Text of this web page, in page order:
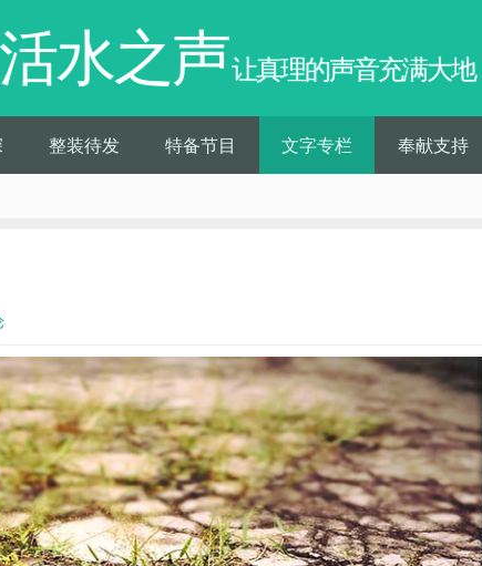
活水之声让真理的声音充满大地
整装待发 特备节目 文字专栏 奉献支持